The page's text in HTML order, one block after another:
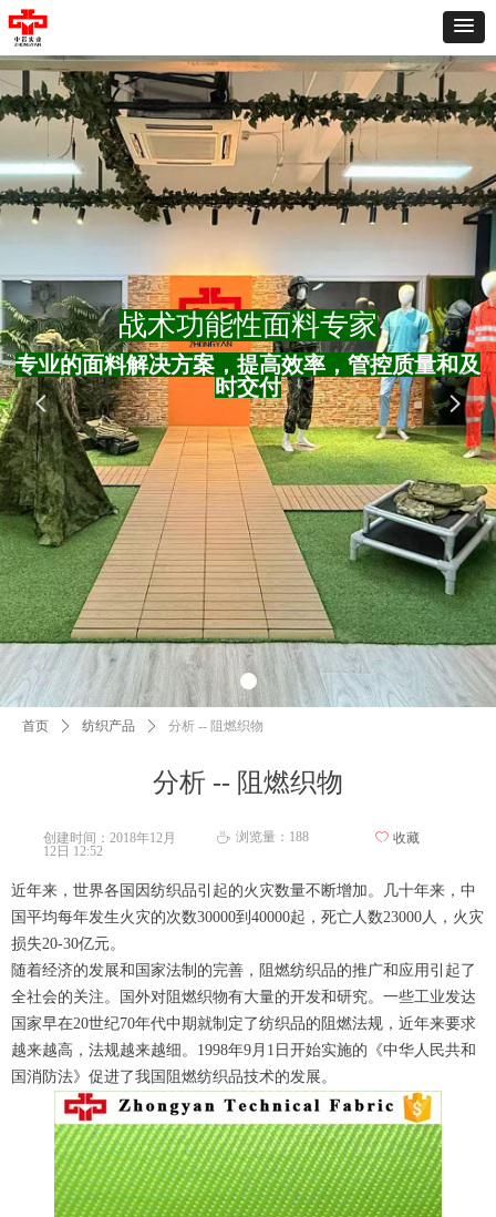
战术功能性面料专家
专业的面料解决方案，提高效率，管控质量和及
时交付
넳 넲
分析 -- 阻燃织物
首页 ꄲ 纺织产品 ꄲ 分析 -- 阻燃织物
近年来，世界各国因纺织品引起的火灾数量不断增加。几十年来，中
国平均每年发生火灾的次数30000到40000起，死亡人数23000人，火灾
损失20-30亿元。
随着经济的发展和国家法制的完善，阻燃纺织品的推广和应用引起了
全社会的关注。国外对阻燃织物有大量的开发和研究。一些工业发达
国家早在20世纪70年代中期就制定了纺织品的阻燃法规，近年来要求
越来越高，法规越来越细。1998年9月1日开始实施的《中华人民共和
国消防法》促进了我国阻燃纺织品技术的发展。
创建时间： 2018年12月
12日 12:52
ꄘ 浏览量： 188 ꄀ 收藏